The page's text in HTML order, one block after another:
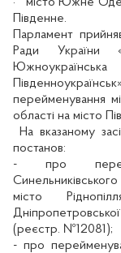
Південне.
Парламент
Ради України
перейменування
області на місто
На вказаному
постанов:
- про
місто
(реєстр. №12081);
- про